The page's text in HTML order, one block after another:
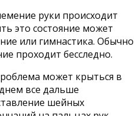
руки происходит
это состояние может
или гимнастика. Обычно
проходит бесследно.
может крыться в
все дальше
шейных